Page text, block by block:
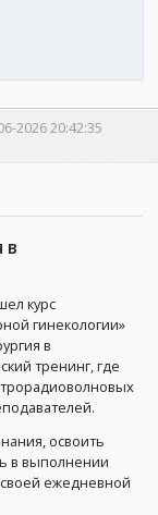
2026 20:42:35
в
курс
гинекологии»
в
тренинг, где
освоить
в выполнении
ежедневной